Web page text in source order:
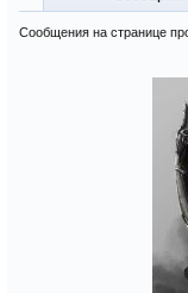
Сообщения на странице